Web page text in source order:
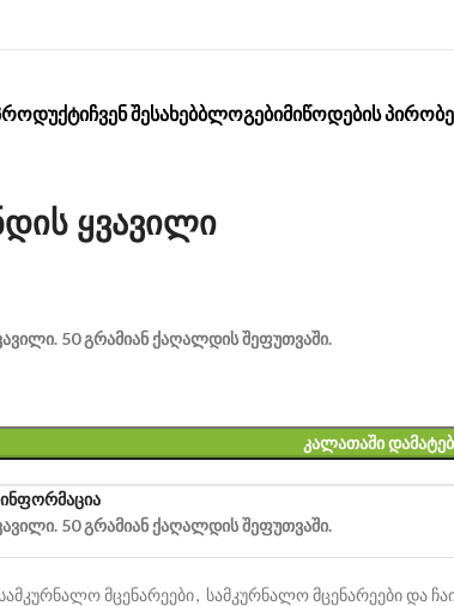
ᲩᲕᲔᲜ ᲨᲔᲡᲐᲮᲔᲑᲑᲚᲝᲒᲔᲑᲘᲛᲘᲬᲝᲓᲔᲑᲘᲡ
ყვავილი
50 გრამიან ქაღალდის შეფუთვაში.
ᲙᲐᲚᲐᲗᲐᲨᲘ
50 გრამიან ქაღალდის შეფუთვაში.
სამკურნალო მცენარეები, სამკურნალო მცენარეები და